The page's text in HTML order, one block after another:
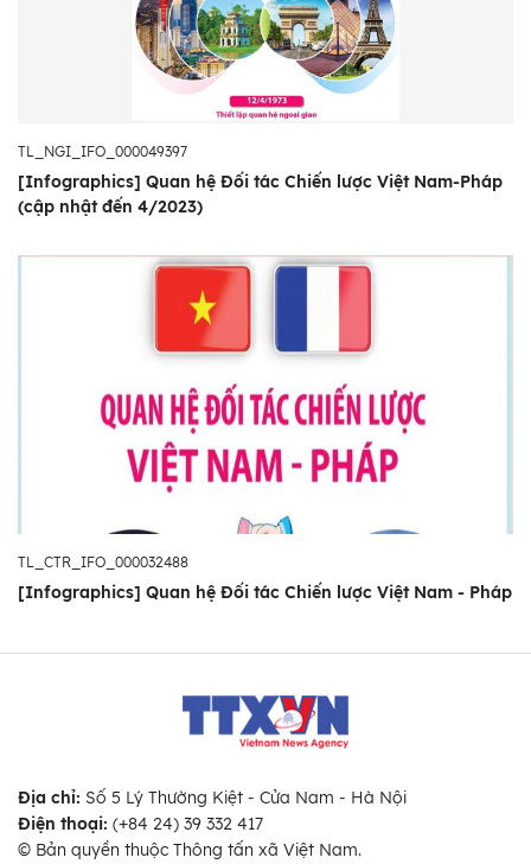
TL_NGI_IFO_000049397
[Infographics] Quan hệ Đối tác Chiến lược Việt Nam-Pháp
(cập nhật đến 4/2023)
TL_CTR_IFO_000032488
[Infographics] Quan hệ Đối tác Chiến lược Việt Nam - Pháp
Địa chỉ: Số 5 Lý Thường Kiệt - Cửa Nam - Hà Nội
Điện thoại: (+84 24) 39 332 417
© Bản quyền thuộc Thông tấn xã Việt Nam.